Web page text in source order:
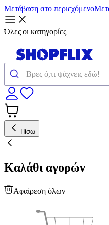
Μετάβαση στο περιεχόμενο
Όλες οι κατηγορίες
Πίσω
Καλάθι αγορών
Αφαίρεση όλων